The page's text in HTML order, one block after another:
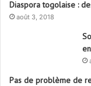
Diaspora togolaise :
août 3, 2018
Pas de problème de